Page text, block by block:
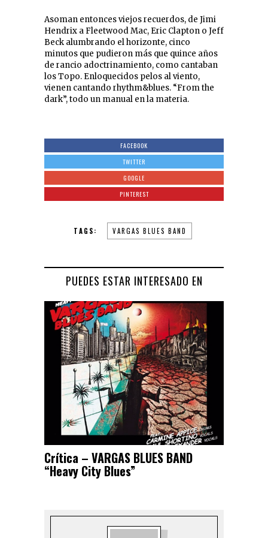
Asoman entonces viejos recuerdos, de Jimi
Hendrix a Fleetwood Mac, Eric Clapton o Jeff
Beck alumbrando el horizonte, cinco
minutos que pudieron más que quince años
de rancio adoctrinamiento, como cantaban
los Topo. Enloquecidos pelos al viento,
vienen cantando rhythm&blues. “From the
dark”, todo un manual en la materia.
FACEBOOK
TWITTER
GOOGLE
PINTEREST
TAGS: VARGAS BLUES BAND
PUEDES ESTAR INTERESADO EN
Crítica – VARGAS BLUES BAND
“Heavy City Blues”